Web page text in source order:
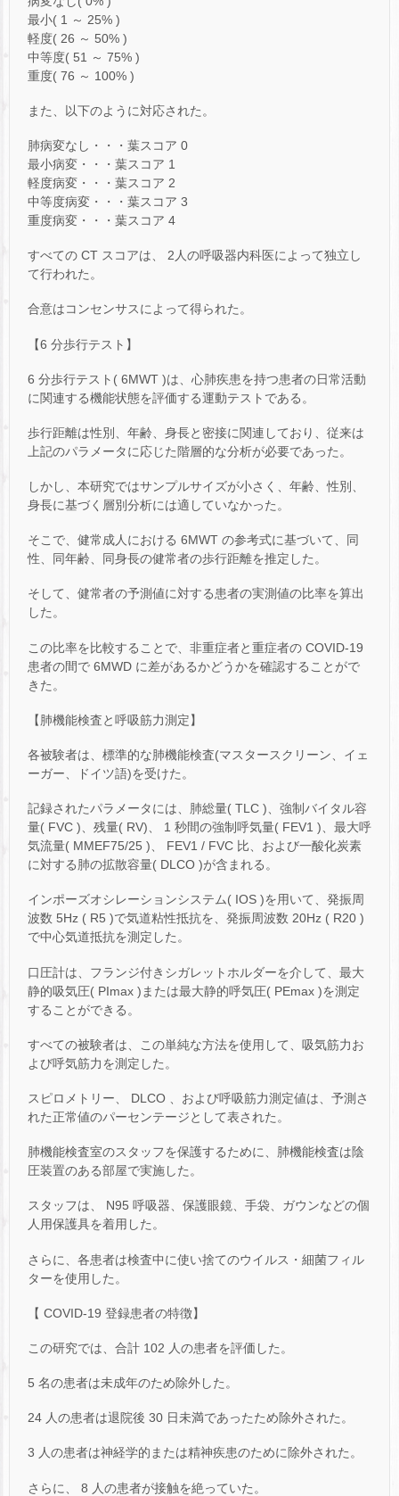
最小( 1 ～ 25% )
軽度( 26 ～ 50% )
中等度( 51 ～ 75% )
重度( 76 ～ 100% )
また、以下のように対応された。
肺病変なし・・・葉スコア 0
最小病変・・・葉スコア 1
軽度病変・・・葉スコア 2
中等度病変・・・葉スコア 3
重度病変・・・葉スコア 4
すべての CT スコアは、 2人の呼吸器内科医によって独立し
て行われた。
合意はコンセンサスによって得られた。
【6 分歩行テスト】
6 分歩行テスト( 6MWT )は、心肺疾患を持つ患者の日常活動
に関連する機能状態を評価する運動テストである。
歩行距離は性別、年齢、身長と密接に関連しており、従来は
上記のパラメータに応じた階層的な分析が必要であった。
しかし、本研究ではサンプルサイズが小さく、年齢、性別、
身長に基づく層別分析には適していなかった。
そこで、健常成人における 6MWT の参考式に基づいて、同
性、同年齢、同身長の健常者の歩行距離を推定した。
そして、健常者の予測値に対する患者の実測値の比率を算出
した。
この比率を比較することで、非重症者と重症者の COVID-19
患者の間で 6MWD に差があるかどうかを確認することがで
きた。
【肺機能検査と呼吸筋力測定】
各被験者は、標準的な肺機能検査(マスタースクリーン、イェ
ーガー、ドイツ語)を受けた。
記録されたパラメータには、肺総量( TLC )、強制バイタル容
量( FVC )、残量( RV)、 1 秒間の強制呼気量( FEV1 )、最大呼
気流量( MMEF75/25 )、 FEV1 / FVC 比、および一酸化炭素
に対する肺の拡散容量( DLCO )が含まれる。
インポーズオシレーションシステム( IOS )を用いて、発振周
波数 5Hz ( R5 )で気道粘性抵抗を、発振周波数 20Hz ( R20 )
で中心気道抵抗を測定した。
口圧計は、フランジ付きシガレットホルダーを介して、最大
静的吸気圧( PImax )または最大静的呼気圧( PEmax )を測定
することができる。
すべての被験者は、この単純な方法を使用して、吸気筋力お
よび呼気筋力を測定した。
スピロメトリー、 DLCO 、および呼吸筋力測定値は、予測さ
れた正常値のパーセンテージとして表された。
肺機能検査室のスタッフを保護するために、肺機能検査は陰
圧装置のある部屋で実施した。
スタッフは、 N95 呼吸器、保護眼鏡、手袋、ガウンなどの個
人用保護具を着用した。
さらに、各患者は検査中に使い捨てのウイルス・細菌フィル
ターを使用した。
【 COVID-19 登録患者の特徴】
この研究では、合計 102 人の患者を評価した。
5 名の患者は未成年のため除外した。
24 人の患者は退院後 30 日未満であったため除外された。
3 人の患者は神経学的または精神疾患のために除外された。
さらに、 8 人の患者が接触を絶っていた。